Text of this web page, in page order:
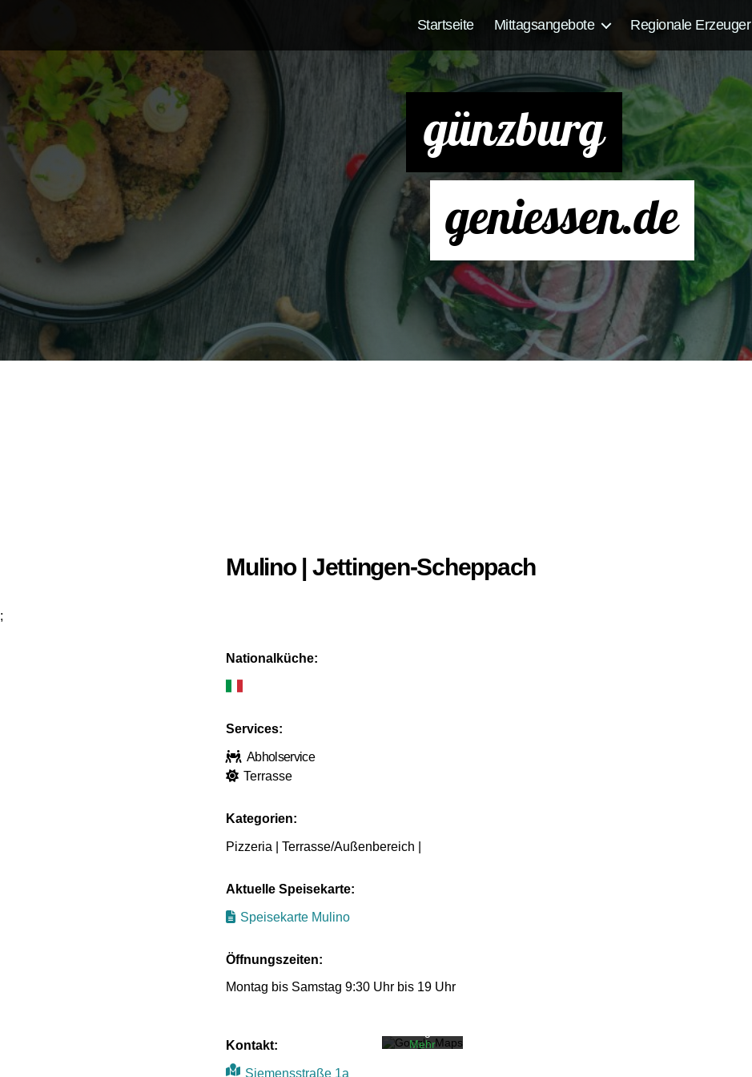
Startseite Mittagsangebote Regionale Erzeuger
günzburg
geniessen.de
Mulino | Jettingen-Scheppach
;
Nationalküche:
Services:
Abholservice
Terrasse
Kategorien:
Pizzeria | Terrasse/Außenbereich |
Aktuelle Speisekarte:
Speisekarte Mulino
Öffnungszeiten:
Montag bis Samstag 9:30 Uhr bis 19 Uhr
Kontakt:
Siemensstraße 1a
n Sie die
Datenschut
Mehr